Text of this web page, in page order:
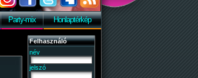
Party-mix Honlaptérkép
Felhasználó
név
jelszó